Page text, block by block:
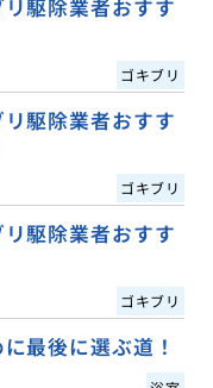
駆除業者おすす
ゴキブリ
駆除業者おすす
ゴキブリ
駆除業者おすす
ゴキブリ
最後に選ぶ道！